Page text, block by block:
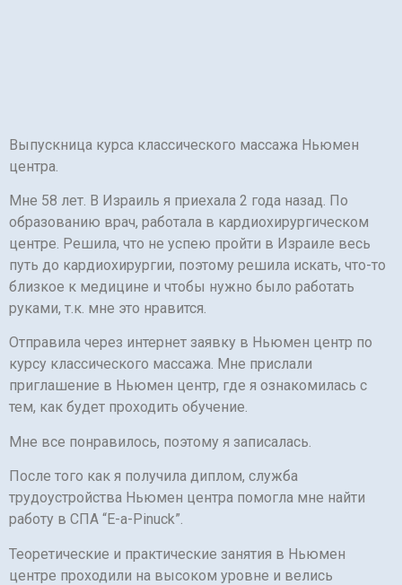
Выпускница курса классического массажа Ньюмен
центра.
Мне 58 лет. В Израиль я приехала 2 года назад. По
образованию врач, работала в кардиохирургическом
центре. Решила, что не успею пройти в Израиле весь
путь до кардиохирургии, поэтому решила искать, что-то
близкое к медицине и чтобы нужно было работать
руками, т.к. мне это нравится.
Отправила через интернет заявку в Ньюмен центр по
курсу классического массажа. Мне прислали
приглашение в Ньюмен центр, где я ознакомилась с
тем, как будет проходить обучение.
Мне все понравилось, поэтому я записалась.
После того как я получила диплом, служба
трудоустройства Ньюмен центра помогла мне найти
работу в СПА “E-a-Pinuсk”.
Теоретические и практические занятия в Ньюмен
центре проходили на высоком уровне и велись